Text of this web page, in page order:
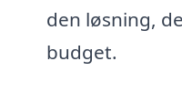
den løsning,
budget.